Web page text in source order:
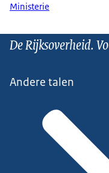
Ministerie
De Rijksoverheid.
Andere talen